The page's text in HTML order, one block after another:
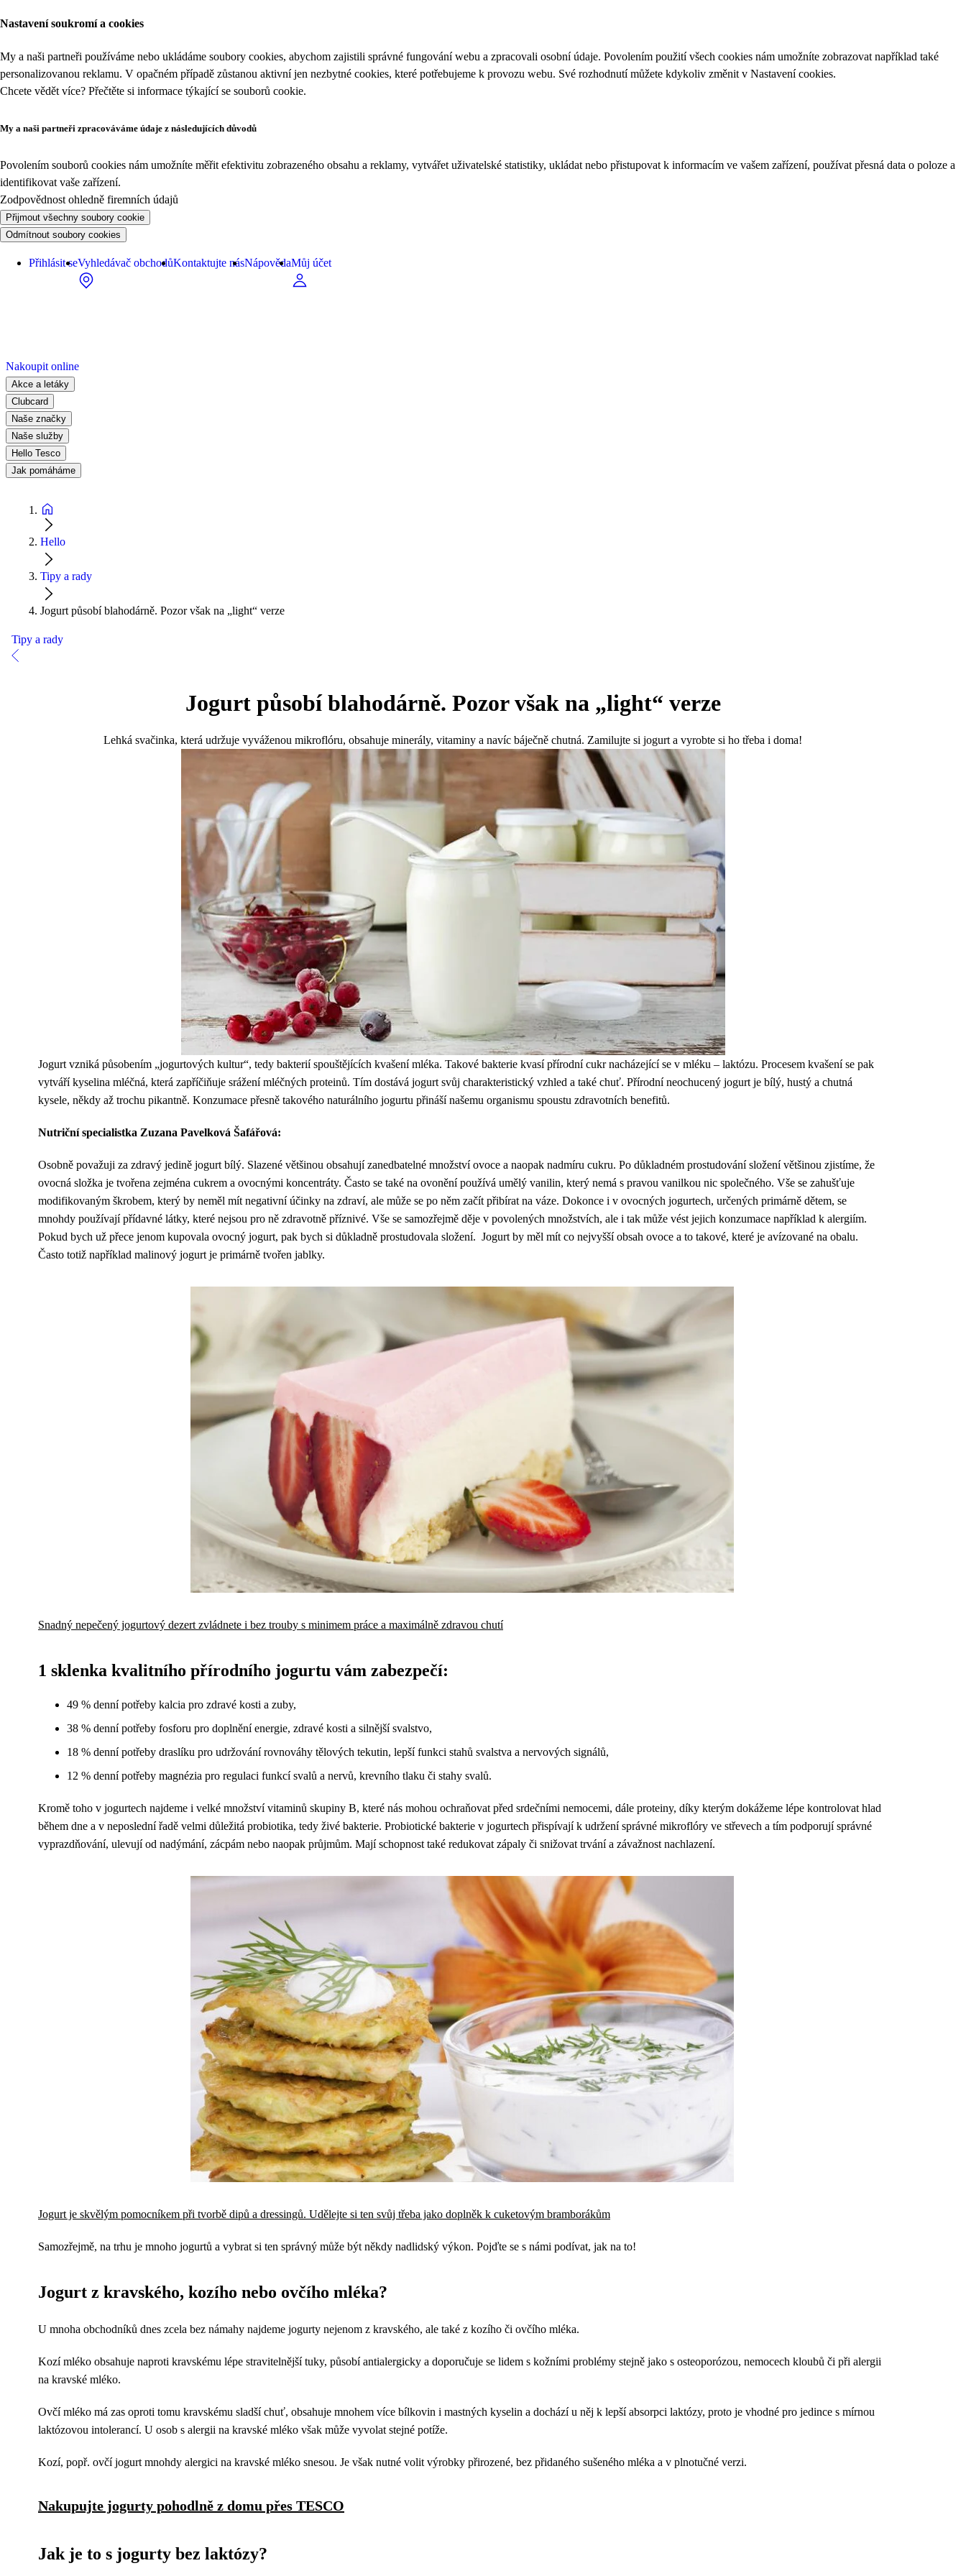
Nastavení soukromí a cookies
My a naši partneři používáme nebo ukládáme soubory cookies, abychom zajistili správné fungování webu a zpracovali osobní údaje. Povolením použití všech cookies nám umožníte zobrazovat například také
personalizovanou reklamu. V opačném případě zůstanou aktivní jen nezbytné cookies, které potřebujeme k provozu webu. Své rozhodnutí můžete kdykoliv změnit v Nastavení cookies.
Chcete vědět více? Přečtěte si informace týkající se souborů cookie.
My a naši partneři zpracováváme údaje z následujících důvodů
Povolením souborů cookies nám umožníte měřit efektivitu zobrazeného obsahu a reklamy, vytvářet uživatelské statistiky, ukládat nebo přistupovat k informacím ve vašem zařízení, používat přesná data o poloze a
identifikovat vaše zařízení.
Zodpovědnost ohledně firemních údajů
Přijmout všechny soubory cookie
Odmítnout soubory cookies
Přihlásit seVyhledávač obchodůKontaktujte násNápovědaMůj účet
Nakoupit online
Akce a letáky
Clubcard
Naše značky
Naše služby
Hello Tesco
Jak pomáháme
Hello
Tipy a rady
Jogurt působí blahodárně. Pozor však na „light“ verze
Tipy a rady
Jogurt působí blahodárně. Pozor však na „light“ verze
Lehká svačinka, která udržuje vyváženou mikroflóru, obsahuje minerály, vitaminy a navíc báječně chutná. Zamilujte si jogurt a vyrobte si ho třeba i doma!
Jogurt vzniká působením „jogurtových kultur“, tedy bakterií spouštějících kvašení mléka. Takové bakterie kvasí přírodní cukr nacházející se v mléku – laktózu. Procesem kvašení se pak
vytváří kyselina mléčná, která zapříčiňuje srážení mléčných proteinů. Tím dostává jogurt svůj charakteristický vzhled a také chuť. Přírodní neochucený jogurt je bílý, hustý a chutná
kysele, někdy až trochu pikantně. Konzumace přesně takového naturálního jogurtu přináší našemu organismu spoustu zdravotních benefitů.
Nutriční specialistka Zuzana Pavelková Šafářová:
Osobně považuji za zdravý jedině jogurt bílý. Slazené většinou obsahují zanedbatelné množství ovoce a naopak nadmíru cukru. Po důkladném prostudování složení většinou zjistíme, že
ovocná složka je tvořena zejména cukrem a ovocnými koncentráty. Často se také na ovonění používá umělý vanilin, který nemá s pravou vanilkou nic společného. Vše se zahušťuje
modifikovaným škrobem, který by neměl mít negativní účinky na zdraví, ale může se po něm začít přibírat na váze. Dokonce i v ovocných jogurtech, určených primárně dětem, se
mnohdy používají přídavné látky, které nejsou pro ně zdravotně příznivé. Vše se samozřejmě děje v povolených množstvích, ale i tak může vést jejich konzumace například k alergiím.
Pokud bych už přece jenom kupovala ovocný jogurt, pak bych si důkladně prostudovala složení. Jogurt by měl mít co nejvyšší obsah ovoce a to takové, které je avízované na obalu.
Často totiž například malinový jogurt je primárně tvořen jablky.
Snadný nepečený jogurtový dezert zvládnete i bez trouby s minimem práce a maximálně zdravou chutí
1 sklenka kvalitního přírodního jogurtu vám zabezpečí:
49 % denní potřeby kalcia pro zdravé kosti a zuby,
38 % denní potřeby fosforu pro doplnění energie, zdravé kosti a silnější svalstvo,
18 % denní potřeby draslíku pro udržování rovnováhy tělových tekutin, lepší funkci stahů svalstva a nervových signálů,
12 % denní potřeby magnézia pro regulaci funkcí svalů a nervů, krevního tlaku či stahy svalů.
Kromě toho v jogurtech najdeme i velké množství vitaminů skupiny B, které nás mohou ochraňovat před srdečními nemocemi, dále proteiny, díky kterým dokážeme lépe kontrolovat hlad
během dne a v neposlední řadě velmi důležitá probiotika, tedy živé bakterie. Probiotické bakterie v jogurtech přispívají k udržení správné mikroflóry ve střevech a tím podporují správné
vyprazdňování, ulevují od nadýmání, zácpám nebo naopak průjmům. Mají schopnost také redukovat zápaly či snižovat trvání a závažnost nachlazení.
Jogurt je skvělým pomocníkem při tvorbě dipů a dressingů. Udělejte si ten svůj třeba jako doplněk k cuketovým bramborákům
Samozřejmě, na trhu je mnoho jogurtů a vybrat si ten správný může být někdy nadlidský výkon. Pojďte se s námi podívat, jak na to!
Jogurt z kravského, kozího nebo ovčího mléka?
U mnoha obchodníků dnes zcela bez námahy najdeme jogurty nejenom z kravského, ale také z kozího či ovčího mléka.
Kozí mléko obsahuje naproti kravskému lépe stravitelnější tuky, působí antialergicky a doporučuje se lidem s kožními problémy stejně jako s osteoporózou, nemocech kloubů či při alergii
na kravské mléko.
Ovčí mléko má zas oproti tomu kravskému sladší chuť, obsahuje mnohem více bílkovin i mastných kyselin a dochází u něj k lepší absorpci laktózy, proto je vhodné pro jedince s mírnou
laktózovou intolerancí. U osob s alergii na kravské mléko však může vyvolat stejné potíže.
Kozí, popř. ovčí jogurt mnohdy alergici na kravské mléko snesou. Je však nutné volit výrobky přirozené, bez přidaného sušeného mléka a v plnotučné verzi.
Nakupujte jogurty pohodlně z domu přes TESCO
Jak je to s jogurty bez laktózy?